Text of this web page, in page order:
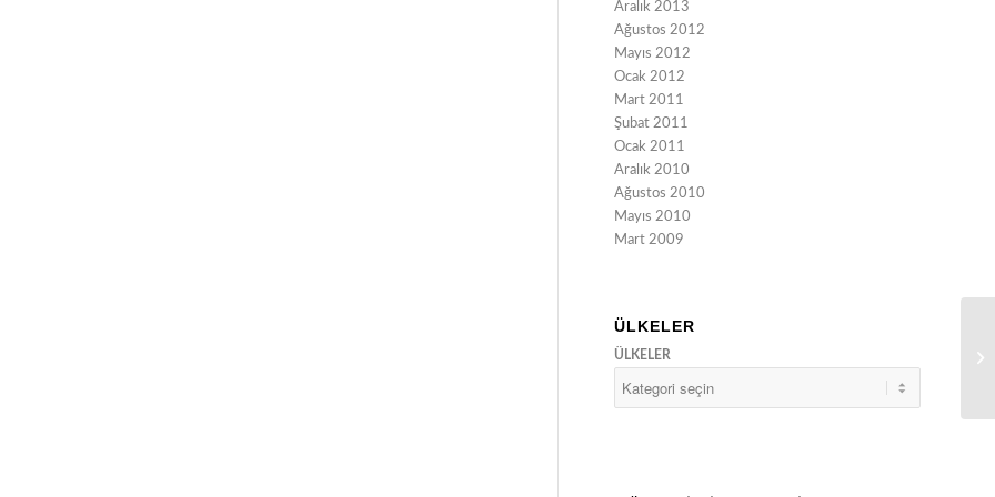
Aralık 2013
Ağustos 2012
Mayıs 2012
Ocak 2012
Mart 2011
Şubat 2011
Ocak 2011
Aralık 2010
Ağustos 2010
Mayıs 2010
Mart 2009
ÜLKELER
ÜLKELER